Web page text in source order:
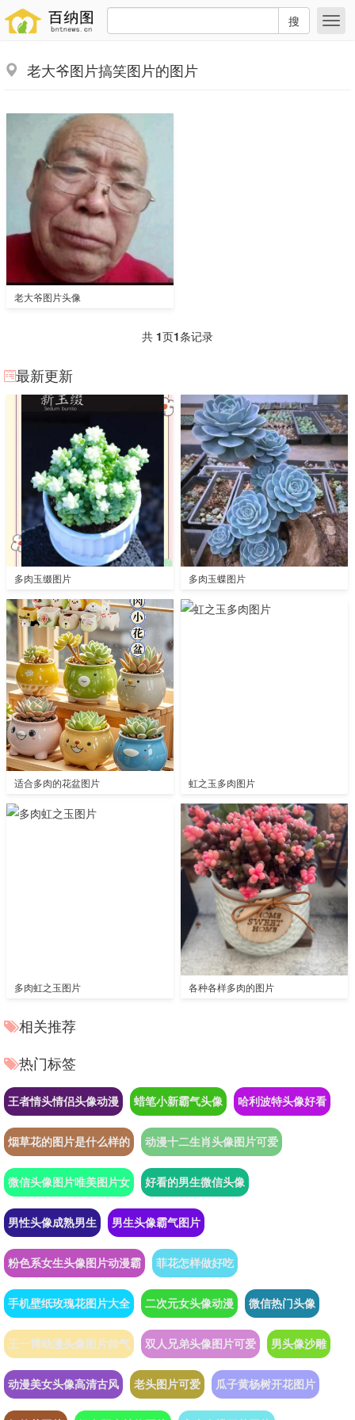
搜
老大爷图片搞笑图片的图片
老大爷图片头像
共 1页1条记录
最新更新
多肉玉缀图片 多肉玉蝶图片
适合多肉的花盆图片 虹之玉多肉图片
多肉虹之玉图片 各种各样多肉的图片
相关推荐
热门标签
王者情头情侣头像动漫 蜡笔小新霸气头像 哈利波特头像好看
烟草花的图片是什么样的 动漫十二生肖头像图片可爱
微信头像图片唯美图片女 好看的男生微信头像
男性头像成熟男生 男生头像霸气图片
粉色系女生头像图片动漫霸 菲花怎样做好吃
手机壁纸玫瑰花图片大全 二次元女头像动漫 微信热门头像
王一博动漫头像图片帅气 双人兄弟头像图片可爱 男头像沙雕
动漫美女头像高清古风 老头图片可爱 瓜子黄杨树开花图片